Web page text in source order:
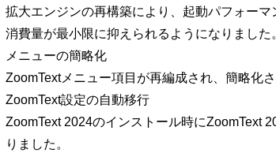
拡大エンジンの再構築により、起動パフォー
消費量が最小限に抑えられるようになりました
メニューの簡略化
ZoomTextメニュー項目が再編成され、簡略化さ
ZoomText設定の自動移行
ZoomText 2024のインストール時にZoomText
りました。